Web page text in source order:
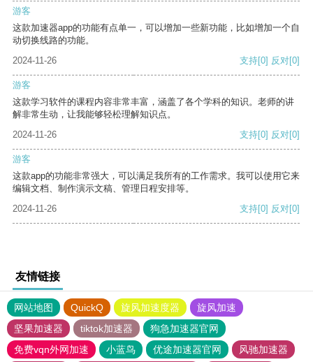
游客
这款加速器app的功能有点单一，可以增加一些新功能，比如增加一个自
动切换线路的功能。
2024-11-26
支持[0] 反对[0]
游客
这款学习软件的课程内容非常丰富，涵盖了各个学科的知识。老师的讲
解非常生动，让我能够轻松理解知识点。
2024-11-26
支持[0] 反对[0]
游客
这款app的功能非常强大，可以满足我所有的工作需求。我可以使用它来
编辑文档、制作演示文稿、管理日程安排等。
2024-11-26
支持[0] 反对[0]
友情链接
网站地图 QuickQ 旋风加速度器
旋风加速
坚果加速器
tiktok加速器
狗急加速器官网
免费vqn外网加速
小蓝鸟 优途加速器官网
风驰加速器